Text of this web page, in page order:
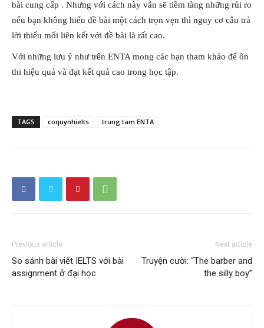
bài cung cấp . Nhưng với cách này vẫn sẽ tiềm tàng những rủi ro
nếu bạn không hiểu đề bài một cách trọn vẹn thì nguy cơ câu trả
lời thiếu mối liên kết với đề bài là rất cao.
Với những lưu ý như trên ENTA mong các bạn tham khảo để ôn
thi hiệu quả và đạt kết quả cao trong học tập.
TAGS coquynhielts trung tam ENTA
Previous article
So sánh bài viết IELTS với bài
assignment ở đại học
Next article
Truyện cười: “The barber and
the silly boy”